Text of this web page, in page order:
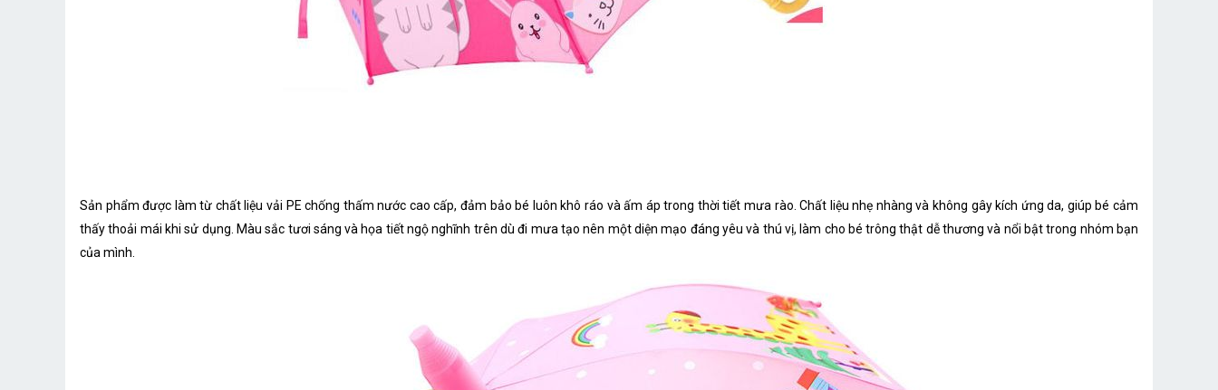
Sản phẩm được làm từ chất liệu vải PE chống thấm nước cao cấp, đảm bảo bé luôn khô ráo và ấm áp trong thời tiết mưa rào. Chất liệu nhẹ nhàng và không gây kích ứng da, giúp bé cảm
thấy thoải mái khi sử dụng. Màu sắc tươi sáng và họa tiết ngộ nghĩnh trên dù đi mưa tạo nên một diện mạo đáng yêu và thú vị, làm cho bé trông thật dễ thương và nổi bật trong nhóm bạn
của mình.